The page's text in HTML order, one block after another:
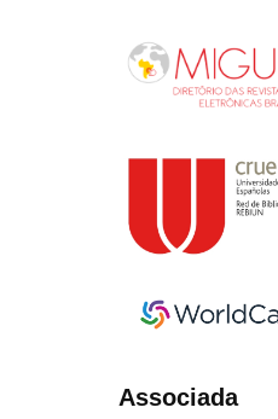
Associada